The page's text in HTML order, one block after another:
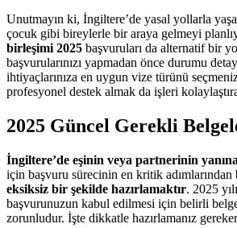
Unutmayın ki, İngiltere’de yasal yollarla
çocuk gibi bireylerle bir araya gelmeyi
birleşimi 2025 başvuruları da alternatif bir
başvurularınızı yapmadan önce durumu
ihtiyaçlarınıza en uygun vize türünü
profesyonel destek almak da işleri
2025 Güncel Gerekli
İngiltere’de eşinin veya partnerinin
için başvuru sürecinin en kritik adımlarından
eksiksiz bir şekilde hazırlamaktır. 2025
başvurunuzun kabul edilmesi için belirli
zorunludur. İşte dikkatle hazırlamanız